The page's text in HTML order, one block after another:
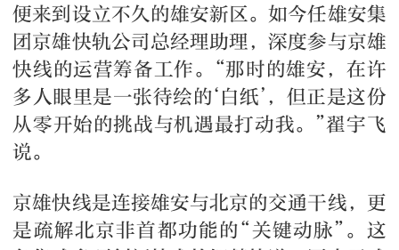
便来到设立不久的雄安新区。如今任雄安集
团京雄快轨公司总经理助理，深度参与京雄
快线的运营筹备工作。“那时的雄安，在许
多人眼里是一张待绘的‘白纸’，但正是这份
从零开始的挑战与机遇最打动我。”翟宇飞
说。
京雄快线是连接雄安与北京的交通干线，更
是疏解北京非首都功能的“关键动脉”。这